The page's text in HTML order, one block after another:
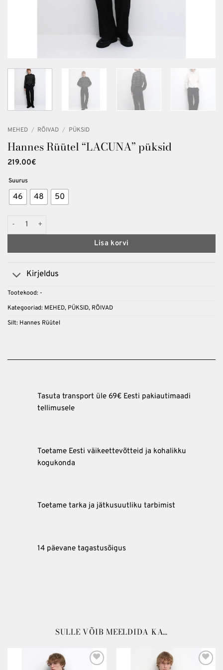
MEHED / RÕIVAD / PÜKSID
Hannes Rüütel “LACUNA” püksid
219.00€
Suurus
46 48 50
Hannes Rüütel "LACUNA" püksid kogus
Lisa korvi
Kirjeldus
Tootekood: -
Kategooriad: MEHED, PÜKSID, RÕIVAD
Silt: Hannes Rüütel
Tasuta transport üle 69€ Eesti pakiautimaadi
tellimusele
Toetame Eesti väikeettevõtteid ja kohalikku
kogukonda
Toetame tarka ja jätkusuutliku tarbimist
14 päevane tagastusõigus
SULLE VÕIB MEELDIDA KA…